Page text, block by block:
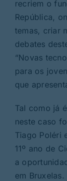
recriem o
República,
temas, criar
debates
“Novas
para os
que
Tal como já
neste caso
Tiago Poléri
11º ano de
a
em Bruxelas.